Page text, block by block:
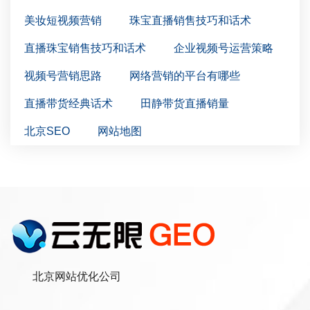
美妆短视频营销 珠宝直播销售技巧和话术
直播珠宝销售技巧和话术 企业视频号运营策略
视频号营销思路 网络营销的平台有哪些
直播带货经典话术 田静带货直播销量
北京SEO 网站地图
北京网站优化公司